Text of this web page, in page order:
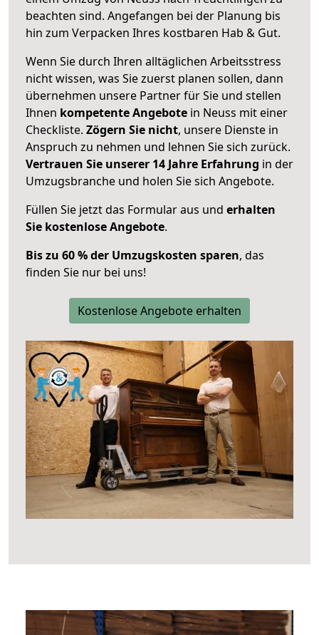
beachten sind. Angefangen bei der Planung bis
hin zum Verpacken Ihres kostbaren Hab & Gut.
Wenn Sie durch Ihren alltäglichen Arbeitsstress
nicht wissen, was Sie zuerst planen sollen, dann
übernehmen unsere Partner für Sie und stellen
Ihnen kompetente Angebote in Neuss mit einer
Checkliste. Zögern Sie nicht, unsere Dienste in
Anspruch zu nehmen und lehnen Sie sich zurück.
Vertrauen Sie unserer 14 Jahre Erfahrung in der
Umzugsbranche und holen Sie sich Angebote.
Füllen Sie jetzt das Formular aus und erhalten
Sie kostenlose Angebote.
Bis zu 60 % der Umzugskosten sparen, das
finden Sie nur bei uns!
Kostenlose Angebote erhalten